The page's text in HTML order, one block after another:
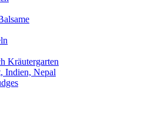
Kräutergarten
Indien, Nepal